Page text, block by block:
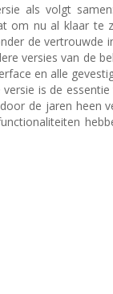
als volgt
om nu al klaar te
de vertrouwde
versies van de
en alle
is de
de jaren heen